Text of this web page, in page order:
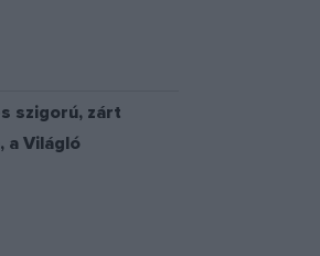
szigorú, zárt
a Világló